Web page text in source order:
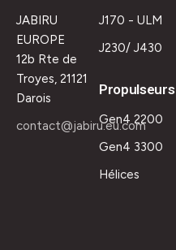
JABIRU
EUROPE
12b Rte de
Troyes, 21121
Darois
contact@jabiru.eu.com
J170 - ULM
J230/ J430
Propulseurs
Gen4 2200
Gen4 3300
Hélices